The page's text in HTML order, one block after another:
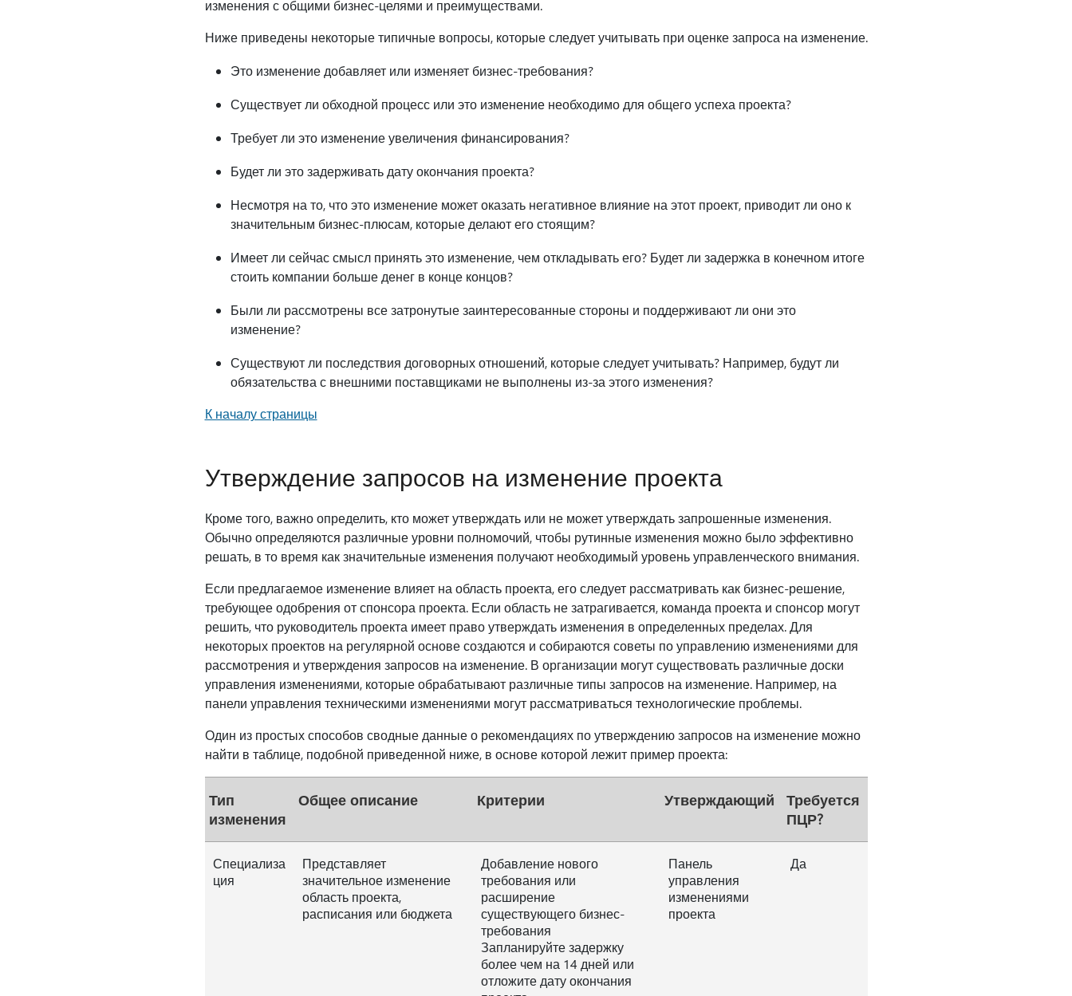
изменения с общими бизнес-целями и преимуществами.
Ниже приведены некоторые типичные вопросы, которые следует учитывать при оценке запроса на изменение.
Это изменение добавляет или изменяет бизнес-требования?
Существует ли обходной процесс или это изменение необходимо для общего успеха проекта?
Требует ли это изменение увеличения финансирования?
Будет ли это задерживать дату окончания проекта?
Несмотря на то, что это изменение может оказать негативное влияние на этот проект, приводит ли оно к
значительным бизнес-плюсам, которые делают его стоящим?
Имеет ли сейчас смысл принять это изменение, чем откладывать его? Будет ли задержка в конечном итоге
стоить компании больше денег в конце концов?
Были ли рассмотрены все затронутые заинтересованные стороны и поддерживают ли они это
изменение?
Существуют ли последствия договорных отношений, которые следует учитывать? Например, будут ли
обязательства с внешними поставщиками не выполнены из-за этого изменения?
К началу страницы
Утверждение запросов на изменение проекта
Кроме того, важно определить, кто может утверждать или не может утверждать запрошенные изменения.
Обычно определяются различные уровни полномочий, чтобы рутинные изменения можно было эффективно
решать, в то время как значительные изменения получают необходимый уровень управленческого внимания.
Если предлагаемое изменение влияет на область проекта, его следует рассматривать как бизнес-решение,
требующее одобрения от спонсора проекта. Если область не затрагивается, команда проекта и спонсор могут
решить, что руководитель проекта имеет право утверждать изменения в определенных пределах. Для
некоторых проектов на регулярной основе создаются и собираются советы по управлению изменениями для
рассмотрения и утверждения запросов на изменение. В организации могут существовать различные доски
управления изменениями, которые обрабатывают различные типы запросов на изменение. Например, на
панели управления техническими изменениями могут рассматриваться технологические проблемы.
Один из простых способов сводные данные о рекомендациях по утверждению запросов на изменение можно
найти в таблице, подобной приведенной ниже, в основе которой лежит пример проекта:
Тип
изменения
Общее описание Критерии Утверждающий
Требуется
ПЦР?
Специализа
ция
Представляет
значительное изменение
область проекта,
расписания или бюджета
Добавление нового
требования или
расширение
существующего бизнес-
требования
Запланируйте задержку
более чем на 14 дней или
отложите дату окончания
Панель
управления
изменениями
проекта
Да